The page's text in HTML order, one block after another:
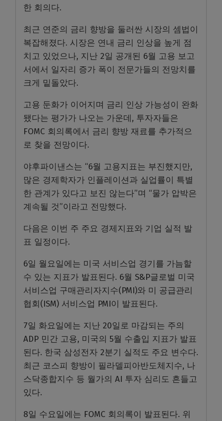
한 회의다.
최근 연준의 금리 향방을 둘러싼 시장의 셈법이
복잡해졌다. 시장은 연내 금리 인상을 높게 점
치고 있었으나, 지난 2일 공개된 6월 고용 보고
서에서 일자리 증가 폭이 전문가들의 전망치를
크게 밑돌았다.
고용 둔화가 이어지며 금리 인상 가능성이 완화
됐다는 평가가 나오는 가운데, 투자자들은
FOMC 회의록에서 금리 향방 재료를 추가적으
로 찾을 전망이다.
야후파이낸스는 “6월 고용지표는 부진했지만,
많은 경제학자가 인플레이션과 실업률이 특별
한 관계가 있다고 보진 않는다”며 “물가 압박은
계속될 것”이라고 전망했다.
다음은 이번 주 주요 경제지표와 기업 실적 발
표 일정이다.
6일 월요일에는 미국 서비스업 경기를 가늠할
수 있는 지표가 발표된다. 6월 S&P글로벌 미국
서비스업 구매관리자지수(PMI)와 미 공급관리
협회(ISM) 서비스업 PMI이 발표된다.
7일 화요일에는 지난 20일로 마감되는 주의
ADP 민간 고용, 미국의 5월 수출입 지표가 발표
된다. 한국 삼성전자 2분기 실적도 주요 변수다.
최근 코스피 향방이 필라델피아반도체지수, 나
스닥종합지수 등 월가의 AI 투자 심리도 흔들고
있다.
8일 수요일에는 FOMC 회의록이 발표된다. 위